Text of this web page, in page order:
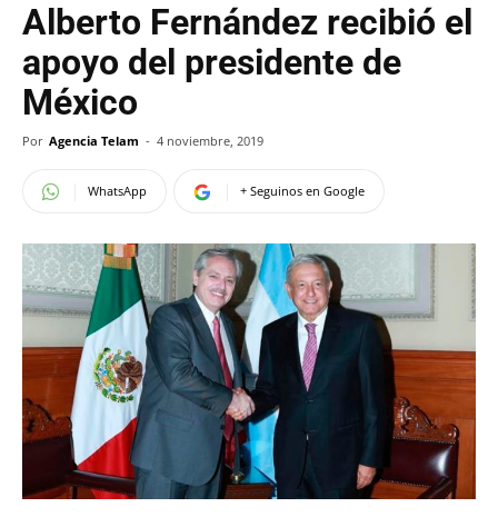
Alberto Fernández recibió el
apoyo del presidente de
México
Por Agencia Telam - 4 noviembre, 2019
WhatsApp + Seguinos en Google